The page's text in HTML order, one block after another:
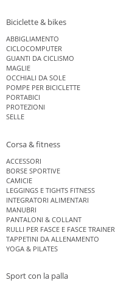
Biciclette & bikes
ABBIGLIAMENTO
CICLOCOMPUTER
GUANTI DA CICLISMO
MAGLIE
OCCHIALI DA SOLE
POMPE PER BICICLETTE
PORTABICI
PROTEZIONI
SELLE
Corsa & fitness
ACCESSORI
BORSE SPORTIVE
CAMICIE
LEGGINGS E TIGHTS FITNESS
INTEGRATORI ALIMENTARI
MANUBRI
PANTALONI & COLLANT
RULLI PER FASCE E FASCE TRAINER
TAPPETINI DA ALLENAMENTO
YOGA & PILATES
Sport con la palla